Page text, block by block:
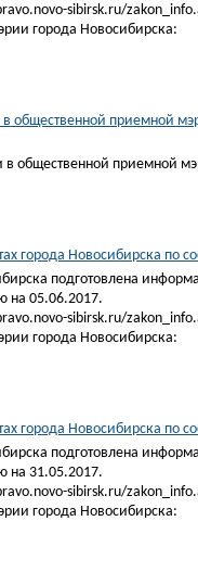
sibirsk.ru/
города Новосибирска:
общественной приемной
общественной приемной
города Новосибирска по
подготовлена
на 05.06.2017.
sibirsk.ru/
города Новосибирска:
города Новосибирска по
подготовлена
на 31.05.2017.
sibirsk.ru/
города Новосибирска: